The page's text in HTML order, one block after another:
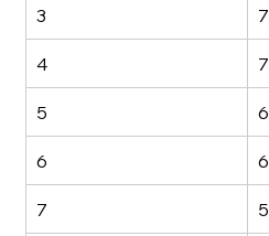
3
4
5
6
7